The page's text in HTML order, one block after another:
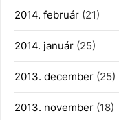
2014. február (21)
2014. január (25)
2013. december (25)
2013. november (18)